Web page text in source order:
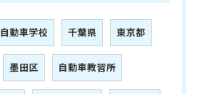
自動車学校 千葉県 東京都
墨田区 自動車教習所